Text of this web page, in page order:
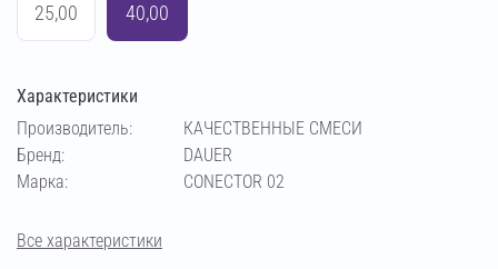
25,00 40,00
Характеристики
Производитель:
КАЧЕСТВЕННЫЕ СМЕСИ
Бренд:
DAUER
Марка:
CONECTOR 02
Все характеристики